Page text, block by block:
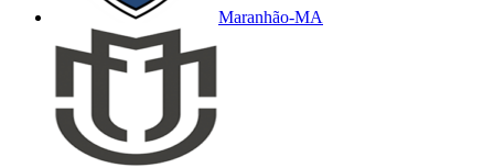
Maranhão-MA